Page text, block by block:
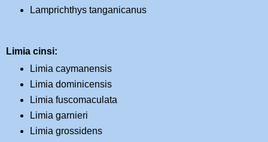
Lamprichthys tanganicanus
Limia cinsi:
Limia caymanensis
Limia dominicensis
Limia fuscomaculata
Limia garnieri
Limia grossidens